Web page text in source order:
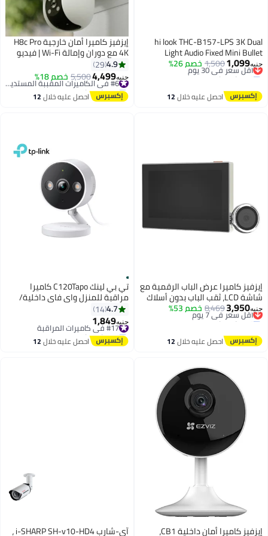
hi look THC-B157-LPS 3K Dual
Light Audio Fixed Mini Bullet
Camera
جنيه1,099
1,500خصم 26% أقل سعر في 30 يوم
توصيل مجاني
أقل سعر في 30 يوم
احصل عليه خلال12
إيزفيز كاميرا أمان خارجية H8c Pro
4K مع دوران وإمالة Wi-Fi | فيديو
360°، كشف ذكي للبشر والمركبات،
تتبع تكبير تلقائي، رؤية ليلية ملونة،
صوت ثنائي الاتجاه، دفاع نشط مع
صفارة وضوء فلاش، مقاومة
4.9
29
جنيه4,499
5,500خصم 18%
توصيل مجاني
احصل عليه خلال12
إيزفيز كاميرا عرض الباب الرقمية مع
شاشة LCD، ثقب الباب بدون أسلاك
HP2 -فضي
جنيه3,950
8,469خصم 53% أقل سعر في 7 يوم
توصيل مجاني
أقل سعر في 7 يوم
احصل عليه خلال12
تي بي لينك C120Tapo كاميرا
مراقبة للمنزل واي فاي داخلية/
خارجية
4.7
14
جنيه1,849
#17 في كاميرات المراقبة
توصيل مجاني
#17 في كاميرات المراقبة احصل عليه خلال12
إيزفيز كاميرا أمان داخلية CB1، آي-شارب i-SHARP SH-v10-HD4 ،